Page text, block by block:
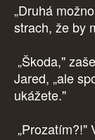
„Druhá
strach, že by
„Škoda,"
Jared, „ale
ukážete."
„Prozatím?!"